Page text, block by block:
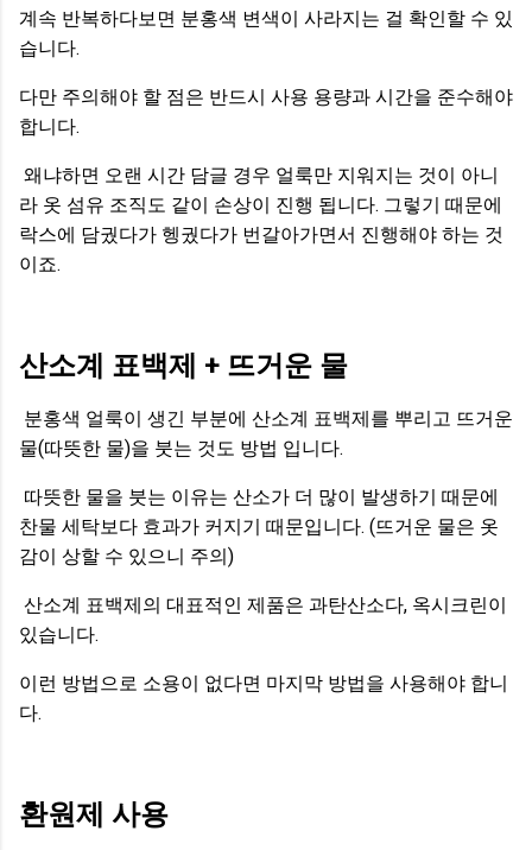
계속 반복하다보면 분홍색 변색이 사라지는 걸 확인할 수 있
습니다.
다만 주의해야 할 점은 반드시 사용 용량과 시간을 준수해야
합니다.
왜냐하면 오랜 시간 담글 경우 얼룩만 지워지는 것이 아니
라 옷 섬유 조직도 같이 손상이 진행 됩니다. 그렇기 때문에
락스에 담궜다가 헹궜다가 번갈아가면서 진행해야 하는 것
이죠.
산소계 표백제 + 뜨거운 물
분홍색 얼룩이 생긴 부분에 산소계 표백제를 뿌리고 뜨거운
물(따뜻한 물)을 붓는 것도 방법 입니다.
따뜻한 물을 붓는 이유는 산소가 더 많이 발생하기 때문에
찬물 세탁보다 효과가 커지기 때문입니다. (뜨거운 물은 옷
감이 상할 수 있으니 주의)
산소계 표백제의 대표적인 제품은 과탄산소다, 옥시크린이
있습니다.
이런 방법으로 소용이 없다면 마지막 방법을 사용해야 합니
다.
환원제 사용